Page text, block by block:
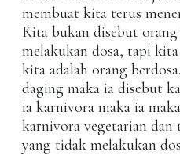
membuat kita terus
Kita bukan disebut
melakukan dosa, tapi
kita adalah orang
daging maka ia disebut
ia karnivora maka ia
karnivora vegetarian dan
yang tidak melakukan